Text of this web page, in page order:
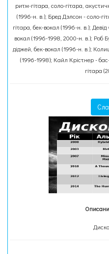
ритм-гітара, соло-гітара,
(1996-н. в.); Бред Дэлсон - соло-
гітара, бек-вокал (1996-н. в.);
вокал (1996-1998, 2000-н. в.); Роб
діджей, бек-вокал (1996-н. в.);
(1996-1998); Кайл Крістнер -
гітара